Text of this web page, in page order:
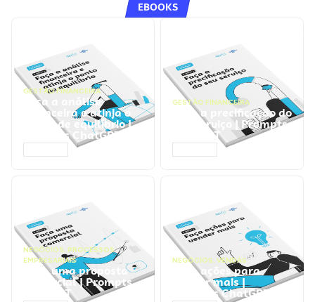
EBOOKS
GESTÃO FINANCEIRA
Faça a análise
financeira e atinja o
ponto de equilíbrio |
Prompts ChatGPT
GESTÃO FINANCEIRA
Faça a precificação do
seu serviço | Prompts
ChatGPT
NEGÓCIOS, PROCESSOS
EMPRESARIAIS
Faça uma proposta
comercial | Prompts
ChatGPT
NEGÓCIOS, VENDAS
Faça ações para
vender mais |
Prompts ChatGPT